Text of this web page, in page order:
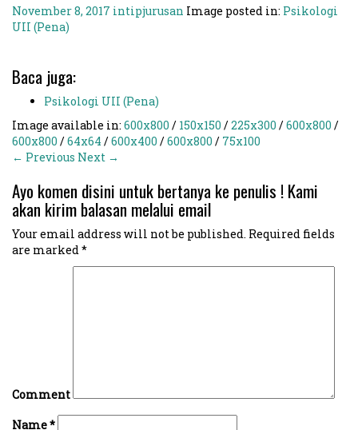
November 8, 2017 intipjurusan Image posted in: Psikologi
UII (Pena)
Baca juga:
Psikologi UII (Pena)
Image available in: 600x800 / 150x150 /225x300 /600x800 /
600x800 /64x64 /600x400 /600x800 / 75x100
← Previous Next →
Ayo komen disini untuk bertanya ke penulis ! Kami
akan kirim balasan melalui email
Your email address will not be published. Required fields
are marked*
Comment
Name*